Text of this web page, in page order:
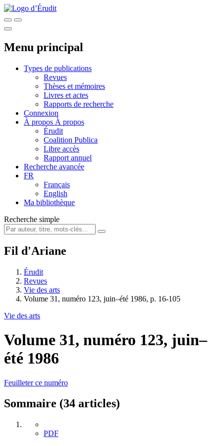
Menu principal
Types de publications
Revues
Thèses et mémoires
Livres et actes
Rapports de recherche
Connexion
À propos À propos
Érudit
Coalition Publica
Libre accès
Rapport annuel
Recherche avancée
FR
Français
English
Ma bibliothèque
Recherche simple
Fil d'Ariane
Érudit
Revues
Vie des arts
Volume 31, numéro 123, juin–été 1986, p. 16-105
Vie des arts
Volume 31, numéro 123, juin–
été 1986
Feuilleter ce numéro
Sommaire (34 articles)
PDF